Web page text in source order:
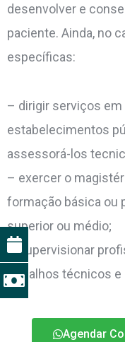
desenvolver e
paciente. Ainda, no
específicas:
– dirigir serviços em
estabelecimentos
assessorá-los
– exercer o
formação básica ou
superior ou médio;
– supervisionar
trabalhos técnicos e
Agendar